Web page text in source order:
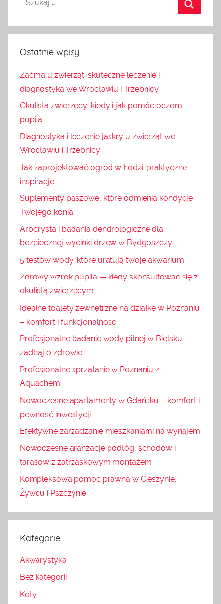
Ostatnie wpisy
Zaćma u zwierząt: skuteczne leczenie i
diagnostyka we Wrocławiu i Trzebnicy
Okulista zwierzęcy: kiedy i jak pomóc oczom
pupila
Diagnostyka i leczenie jaskry u zwierząt we
Wrocławiu i Trzebnicy
Jak zaprojektować ogród w Łodzi: praktyczne
inspiracje
Suplementy paszowe, które odmienią kondycję
Twojego konia
Arborysta i badania dendrologiczne dla
bezpiecznej wycinki drzew w Bydgoszczy
5 testów wody, które uratują twoje akwarium
Zdrowy wzrok pupila — kiedy skonsultować się z
okulistą zwierzęcym
Idealne toalety zewnętrzne na działkę w Poznaniu
– komfort i funkcjonalność
Profesjonalne badanie wody pitnej w Bielsku –
zadbaj o zdrowie
Profesjonalne sprzątanie w Poznaniu z
Aquachem
Nowoczesne apartamenty w Gdańsku – komfort i
pewność inwestycji
Efektywne zarządzanie mieszkaniami na wynajem
Nowoczesne aranżacje podłóg, schodów i
tarasów z zatrzaskowym montażem
Kompleksowa pomoc prawna w Cieszynie,
Żywcu i Pszczynie
Kategorie
Akwarystyka
Bez kategorii
Koty